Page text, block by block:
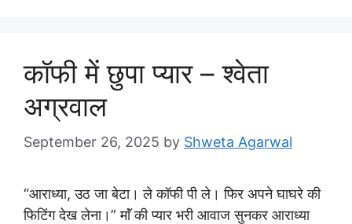
कॉफी में छुपा प्यार – श्वेता
अग्रवाल
September 26, 2025 by Shweta Agarwal
“आराध्या, उठ जा बेटा। ले कॉफी पी ले। फिर अपने घाघरे की
फिटिंग देख लेना।” माॅं की प्यार भरी आवाज सुनकर आराध्या